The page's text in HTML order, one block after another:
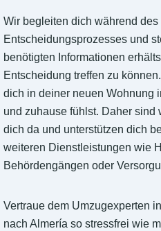
Wir begleiten dich während
Entscheidungsprozesses und
benötigten Informationen
Entscheidung treffen zu
dich in deiner neuen Wohnung
und zuhause fühlst. Daher sind
dich da und unterstützen dich
weiteren Dienstleistungen wie
Behördengängen oder
Vertraue dem Umzugexperten
nach Almería so stressfrei wie